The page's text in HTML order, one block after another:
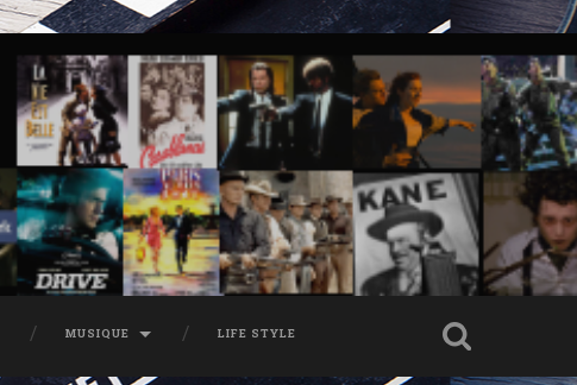
MUSIQUE LIFE STYLE